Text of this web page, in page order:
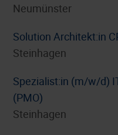
Neumünster
Solution Architekt:in
Steinhagen
Spezialist:in (m/w/d)
(PMO)
Steinhagen